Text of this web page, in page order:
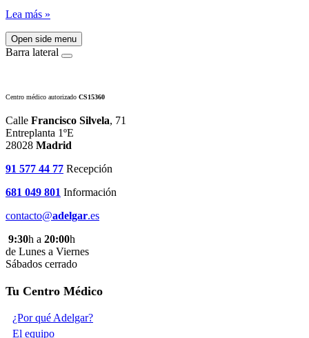
Lea más »
Open side menu
Barra lateral
Centro médico autorizado CS15360
Calle Francisco Silvela, 71
Entreplanta 1ºE
28028 Madrid
91 577 44 77 Recepción
681 049 801 Información
contacto@adelgar.es
9:30h a 20:00h
de Lunes a Viernes
Sábados cerrado
Tu Centro Médico
¿Por qué Adelgar?
El equipo